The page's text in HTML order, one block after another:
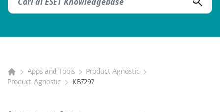
Apps and Tools
Product Agnostic
Product Agnostic
KB7297